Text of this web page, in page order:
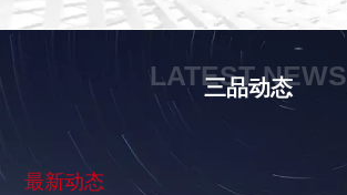
LATEST NEWS
三品动态
最新动态